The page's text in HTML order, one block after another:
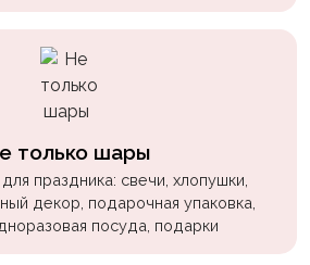
только шары
праздника: свечи, хлопушки,
декор, подарочная упаковка,
посуда, подарки